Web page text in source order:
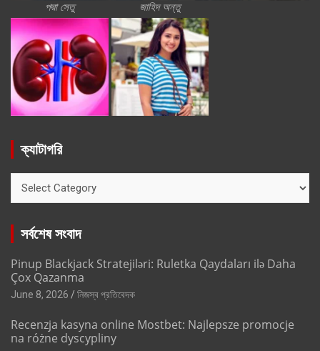
পদ্মা সেতু জাহিদ অন্তু
ক্যাটাগরি
সর্বশেষ সংবাদ
Pinup Blackjack Stratejiləri: Ruletka Qaydaları ilə Daha
Çox Qazanma
June 8, 2026 নিজস্ব প্রতিবেদক
Recenzja kasyna online Mostbet: Najlepsze promocje
na różne dyscypliny